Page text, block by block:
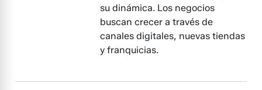
su dinámica. Los negocios
buscan crecer a través de
canales digitales, nuevas tiendas
y franquicias.